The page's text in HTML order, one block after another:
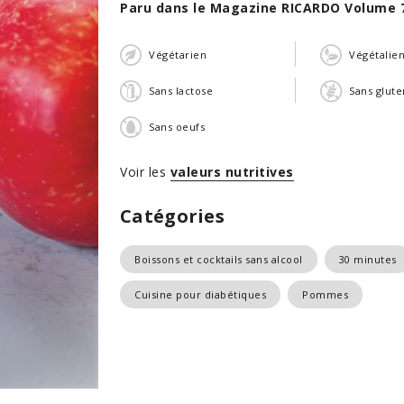
Paru dans le Magazine RICARDO Volume
Végétarien Végétalien
Sans lactose Sans
Sans oeufs
Voir les valeurs nutritives
Catégories
Boissons et cocktails sans alcool 30 minutes
Cuisine pour diabétiques Pommes